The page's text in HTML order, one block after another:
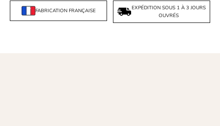
FABRICATION FRANÇAISE
EXPÉDITION SOUS 1 À 3 JOURS
OUVRÉS